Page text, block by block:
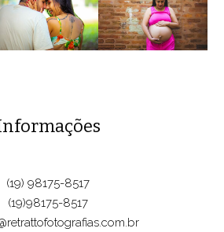
(19) 98175-8517
(19)98175-8517